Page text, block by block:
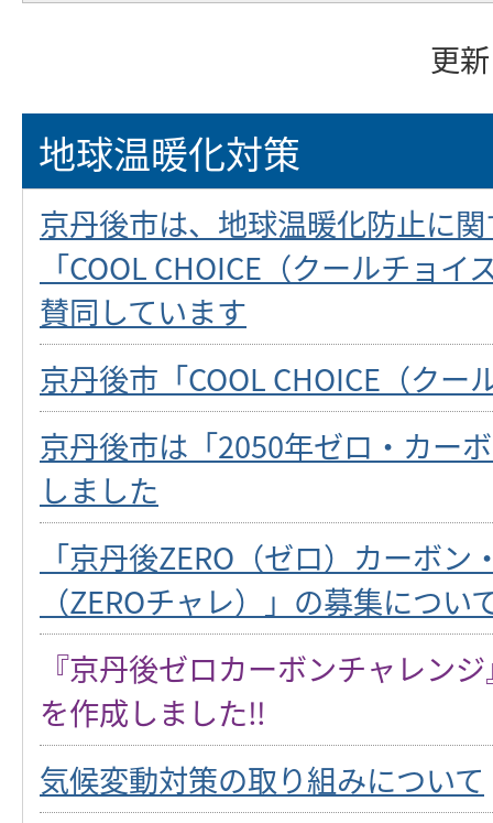
更
地球温暖化対策
京丹後市は、地球温暖化防止に
「COOL CHOICE（クールチョ
賛同しています
京丹後市「COOL CHOICE（クー
京丹後市は「2050年ゼロ・カー
しました
「京丹後ZERO（ゼロ）カーボ
（ZEROチャレ）」の募集につい
『京丹後ゼロカーボンチャレン
を作成しました‼
気候変動対策の取り組みについて